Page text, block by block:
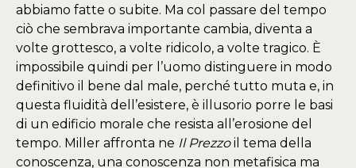
abbiamo fatte o subite. Ma col passare del tempo
ciò che sembrava importante cambia, diventa a
volte grottesco, a volte ridicolo, a volte tragico. È
impossibile quindi per l’uomo distinguere in modo
definitivo il bene dal male, perché tutto muta e, in
questa fluidità dell’esistere, è illusorio porre le basi
di un edificio morale che resista all’erosione del
tempo. Miller affronta ne Il Prezzoil tema della
conoscenza, una conoscenza non metafisica ma